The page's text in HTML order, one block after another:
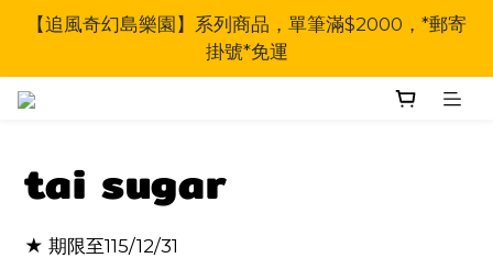
【追風奇幻島樂園】系列商品，單筆滿$2000，*郵寄
掛號*免運
tai sugar
★ 期限至115/12/31